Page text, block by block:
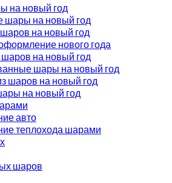
на новый год
шары на новый год
на новый год
нового года
на новый год
шары на новый год
шаров на новый год
на новый год
авто
теплохода шарами
шаров